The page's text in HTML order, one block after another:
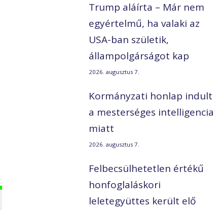
Trump aláírta – Már nem
egyértelmű, ha valaki az
USA-ban születik,
állampolgárságot kap
2026. augusztus 7.
Kormányzati honlap indult
a mesterséges intelligencia
miatt
2026. augusztus 7.
Felbecsülhetetlen értékű
honfoglaláskori
leletegyüttes került elő